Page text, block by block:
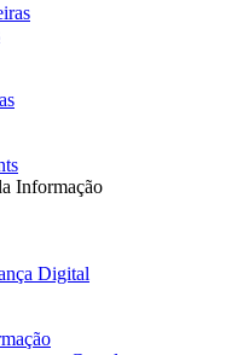
Informação
Digital